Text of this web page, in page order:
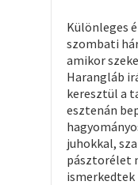
Különleges
szombati
amikor
Harangláb
keresztül a
esztenán
juhokkal,
pásztorélet
ismerkedtek